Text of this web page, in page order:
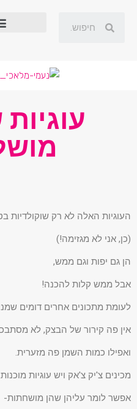
העוגיות האלה לא רק שוקולדיות
(כן, אני לא מגזימה!)
הן גם יפות וגם ממש,
אבל ממש קלות להכנה!
לעומת מתכונים אחרים דומים
אין פה קירור של הבצק, לא
ואפילו כמות השמן פה מזערית.
מכינים צ'יק צ'אק ויש עוגיות מוכנות.
אפשר לומר עליהן שהן מושחתות-